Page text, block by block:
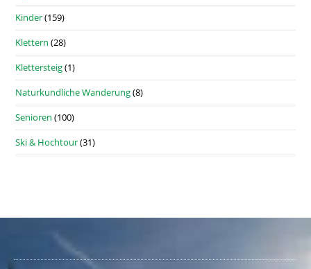
Kinder(159)
Klettern (28)
Klettersteig(1)
Naturkundliche Wanderung(8)
Senioren (100)
Ski & Hochtour(31)